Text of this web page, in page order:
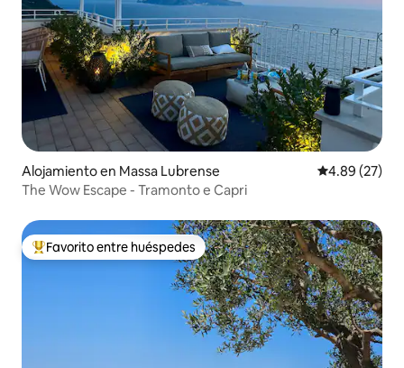
Alojamiento en Massa Lubrense Calificación
4.89 (27)
The Wow Escape - Tramonto e Capri
Favorito entre huéspedes preferido
Favorito entre huéspedes